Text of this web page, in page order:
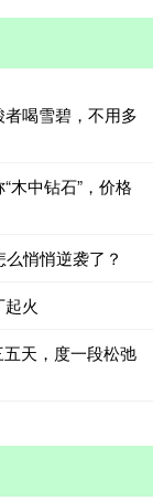
喝雪碧，不用多
木中钻石”，价格
悄悄逆袭了？
火
天，度一段松弛